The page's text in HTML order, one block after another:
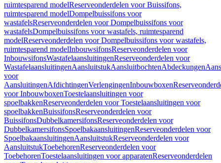
ruimtesparend modelReserveonderdelen voor Buissifons,
ruimtesparend modelDompelbuissifons voor
wastafelsReserveonderdelen voor Dompelbuissifons voor
wastafelsDompelbuissifons voor wastafels, ruimtesparend
modelReserveonderdelen voor Dompelbuissifons voor wastafels,
ruimtesparend modelInbouwsifonsReserveonderdelen voor
InbouwsifonsWastafelaansluitingenReserveonderdelen voor
WastafelaansluitingenAansluitstukAansluitbochtenAbdeckungen
voor
AansluitingenAfdichtingenVerlengingenInbouwboxen
voor InbouwboxenToestelaansluitingen voor
spoelbakkenReserveonderdelen voor Toestelaansluitingen voor
spoelbakkenBuissifonsReserveonderdelen voor
BuissifonsDubbelkamersifonsReserveonderdelen voor
DubbelkamersifonsSpoelbakaansluitingenReserveonderdelen voor
SpoelbakaansluitingenAansluitstukReserveonderdelen voor
AansluitstukToebehorenReserveonderdelen voor
ToebehorenToestelaansluitingen voor apparatenReserveonderdelen